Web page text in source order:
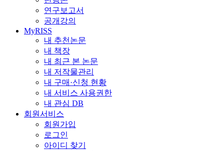
연구보고서
공개강의
MyRISS
내 추천논문
내 책장
내 최근 본 논문
내 저작물관리
내 구매·신청 현황
내 서비스 사용권한
내 관심 DB
회원서비스
회원가입
로그인
아이디 찾기